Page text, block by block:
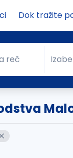
Dok tražite
reč Grad